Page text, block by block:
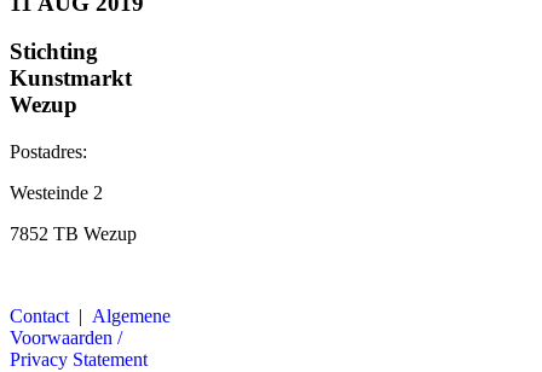
Stichting
Kunstmarkt
Wezup
Postadres:
Westeinde 2
7852 TB Wezup
Contact | Algemene
Voorwaarden /
Privacy Statement